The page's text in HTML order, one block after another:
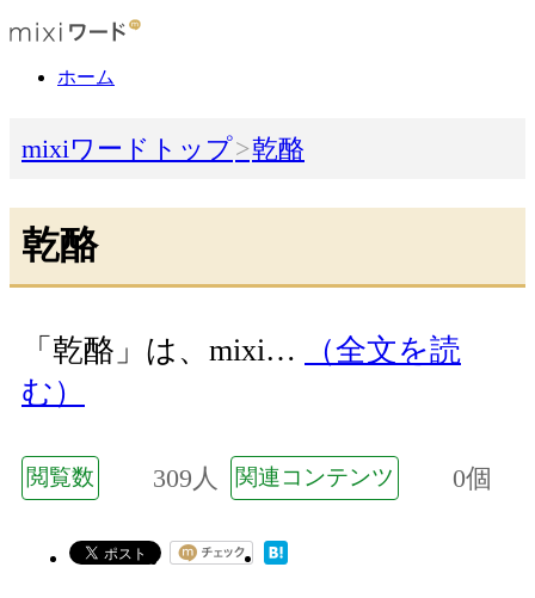
ホーム
mixiワードトップ 乾酪
乾酪
「乾酪」は、mixi…
（全文を読
む）
閲覧数 309人 関連コンテンツ 0個